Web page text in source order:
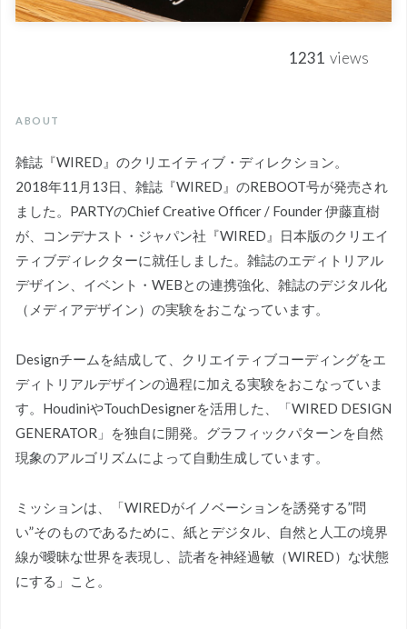
1231 views
ABOUT
雑誌『WIRED』のクリエイティブ・ディレクション。
2018年11月13日、雑誌『WIRED』のREBOOT号が発売され
ました。PARTYのChief Creative Officer / Founder 伊藤直樹
が、コンデナスト・ジャパン社『WIRED』日本版のクリエイ
ティブディレクターに就任しました。雑誌のエディトリアル
デザイン、イベント・WEBとの連携強化、雑誌のデジタル化
（メディアデザイン）の実験をおこなっています。
Designチームを結成して、クリエイティブコーディングをエ
ディトリアルデザインの過程に加える実験をおこなっていま
す。HoudiniやTouchDesignerを活用した、「WIRED DESIGN
GENERATOR」を独自に開発。グラフィックパターンを自然
現象のアルゴリズムによって自動生成しています。
ミッションは、「WIREDがイノベーションを誘発する”問
い”そのものであるために、紙とデジタル、自然と人工の境界
線が曖昧な世界を表現し、読者を神経過敏（WIRED）な状態
にする」こと。